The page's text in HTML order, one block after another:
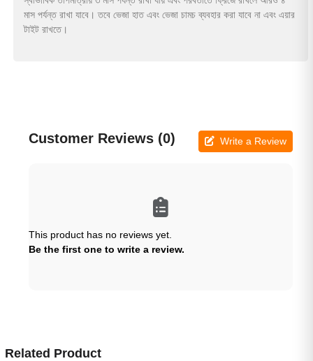
মাস পর্যন্ত রাখা যাবে। তবে ভেজা হাত এবং ভেজা চামচ ব্যবহার করা যাবে না এবং এয়ার
টাইট রাখতে।
Customer Reviews (0) Write a Review
This product has no reviews yet.
Be the first one to write a review.
Related Product